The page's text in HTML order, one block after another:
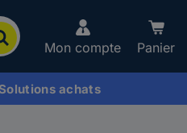
Mon compte Panier
Solutions achats